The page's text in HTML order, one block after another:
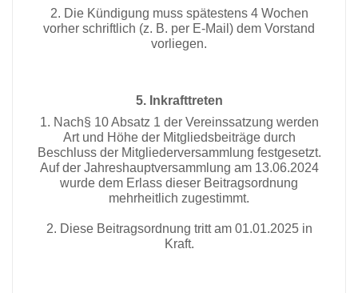
2. Die Kündigung muss spätestens 4 Wochen
vorher schriftlich (z. B. per E-Mail) dem Vorstand
vorliegen.
5. Inkrafttreten
1. Nach§ 10 Absatz 1 der Vereinssatzung werden
Art und Höhe der Mitgliedsbeiträge durch
Beschluss der Mitgliederversammlung festgesetzt.
Auf der Jahreshauptversammlung am 13.06.2024
wurde dem Erlass dieser Beitragsordnung
mehrheitlich zugestimmt.
2. Diese Beitragsordnung tritt am 01.01.2025 in
Kraft.